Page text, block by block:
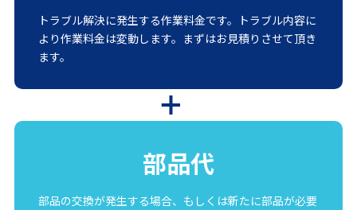
トラブル解決に発生する作業料金です。トラブル内容に
より作業料金は変動します。まずはお見積りさせて頂き
ます。
部品代
部品の交換が発生する場合、もしくは新たに部品が必要